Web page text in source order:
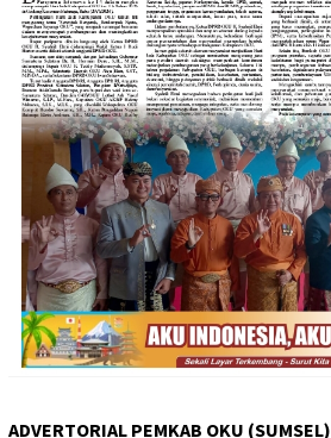
ADVERTORIAL PEMKAB OKU (SUMSEL)